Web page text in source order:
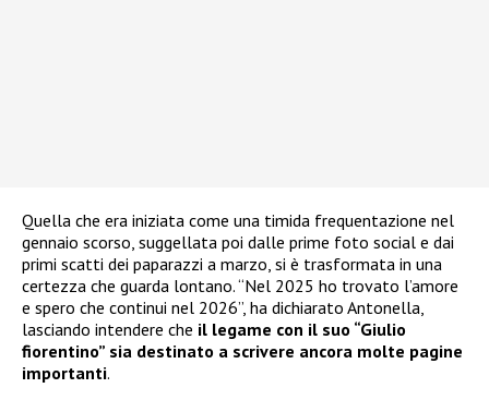
Quella che era iniziata come una timida frequentazione nel
gennaio scorso, suggellata poi dalle prime foto social e dai
primi scatti dei paparazzi a marzo, si è trasformata in una
certezza che guarda lontano. “Nel 2025 ho trovato l’amore
e spero che continui nel 2026”, ha dichiarato Antonella,
lasciando intendere che il legame con il suo “Giulio
fiorentino” sia destinato a scrivere ancora molte pagine
importanti.